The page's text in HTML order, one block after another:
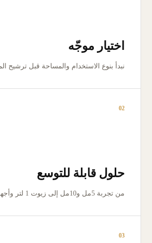
اختيار موجّه
نبدأ بنوع الاستخدام والمساحة قبل ترشيح
02
حلول قابلة للتوسع
من تجربة 5مل و10مل إلى زيوت 1 لتر وأجهزة التعطير.
03